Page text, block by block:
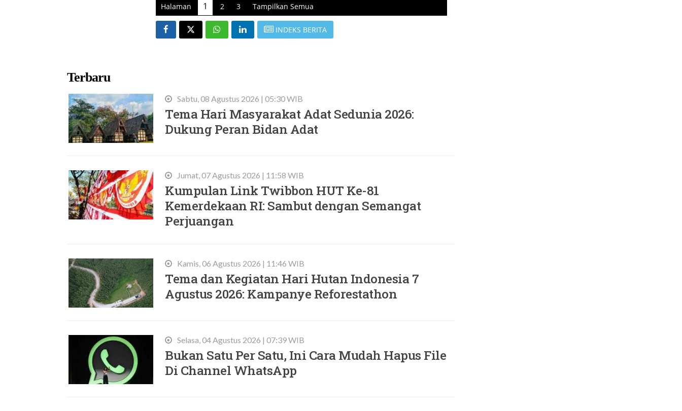
Halaman 1 2 3 Tampilkan Semua
INDEKS BERITA
Terbaru
Sabtu, 08 Agustus 2026 | 05:30 WIB
Tema Hari Masyarakat Adat Sedunia 2026:
Dukung Peran Bidan Adat
Jumat, 07 Agustus 2026 | 11:58 WIB
Kumpulan Link Twibbon HUT Ke-81
Kemerdekaan RI: Sambut dengan Semangat
Perjuangan
Kamis, 06 Agustus 2026 | 11:46 WIB
Tema dan Kegiatan Hari Hutan Indonesia 7
Agustus 2026: Kampanye Reforestathon
Selasa, 04 Agustus 2026 | 07:39 WIB
Bukan Satu Per Satu, Ini Cara Mudah Hapus File
Di Channel WhatsApp